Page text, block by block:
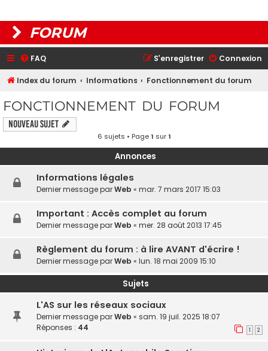
FORUM
FAQ Connexion
S’enregistrer
Index du forum Informations Fonctionnement du forum
FONCTIONNEMENT DU FORUM
Nouveau sujet
6 sujets • Page1 sur1
Annonces
Informations légales
Dernier message parWeb « mar. 7 mars 2017 15:03
Important : Accès complet au forum
Dernier message parWeb « mer. 28 août 2013 17:45
Règlement du forum : à lire AVANT d'écrire !
Dernier message parWeb « lun. 18 mai 2009 15:10
Sujets
L'AS sur les réseaux sociaux
Dernier message parWeb « sam. 19 juil. 2025 18:07
Réponses : 44 1 2